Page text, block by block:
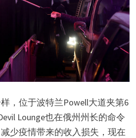
，位于波特兰Powell大道夹第6
Lounge也在俄州州长的命令
少疫情带来的收入损失，现在